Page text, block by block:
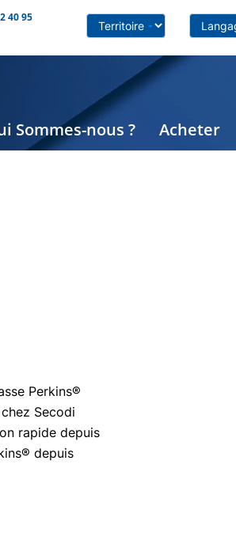
40 95
Sommes-nous ? Acheter
Perkins®
Secodi
rapide depuis
depuis